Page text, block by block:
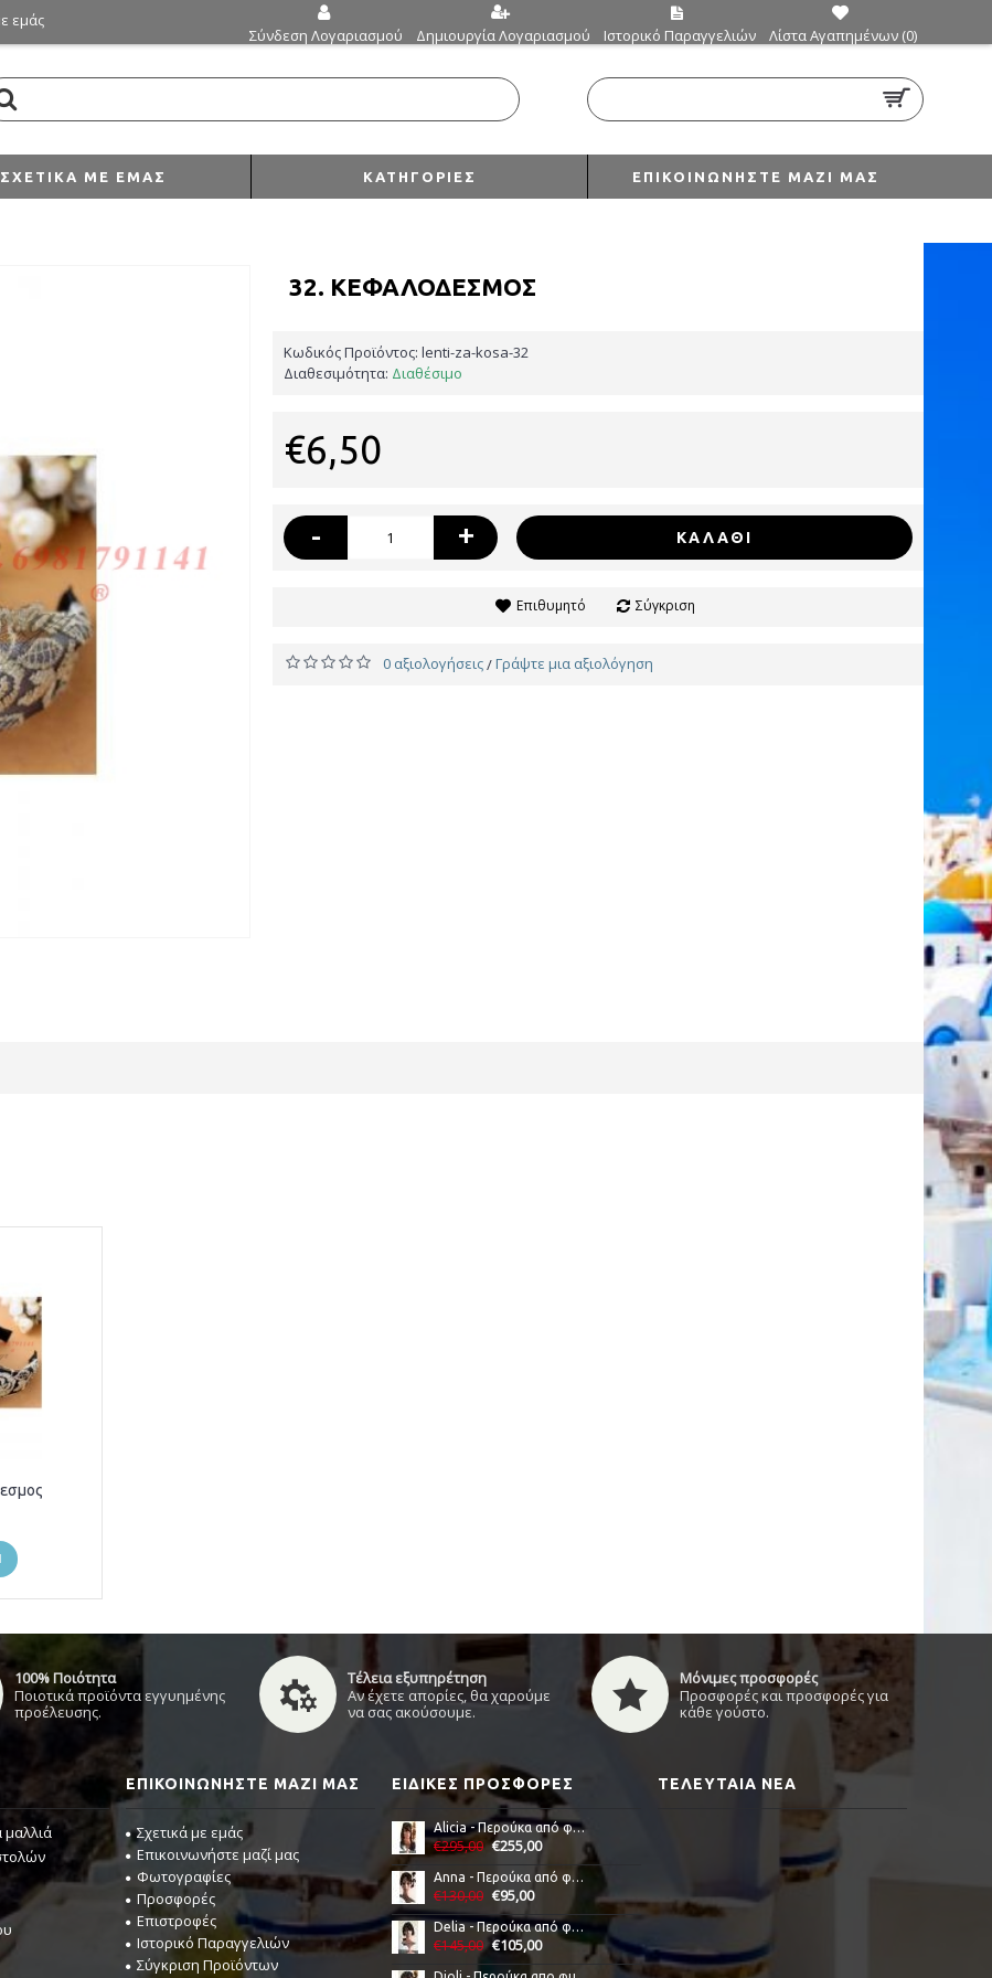
εμάς
Σύνδεση Λογαριασμού Δημιουργία Λογαριασμού Ιστορικό Παραγγελιών Λίστα Αγαπημένων (0)
ΣΧΕΤΙΚΆ ΜΕ ΕΜΆΣ ΚΑΤΗΓΟΡΊΕΣ ΕΠΙΚΟΙΝΩΝΉΣΤΕ ΜΑΖΊ ΜΑΣ
32. ΚΕΦΑΛΌΔΕΣΜΟΣ
Κωδικός Προϊόντος: lenti-za-kosa-32
Διαθεσιμότητα: Διαθέσιμο
€6,50
- + ΚΑΛΆΘΙ
Επιθυμητό Σύγκριση
0 αξιολογήσεις/Γράψτε μια αξιολόγηση
100% Ποιότητα
Ποιοτικά προϊόντα εγγυημένης
προέλευσης.
Τέλεια εξυπηρέτηση
Αν έχετε απορίες, θα χαρούμε
να σας ακούσουμε.
Μόνιμες προσφορές
Προσφορές και προσφορές για
κάθε γούστο.
μαλλιά
ΕΠΙΚΟΙΝΩΝΉΣΤΕ ΜΑΖΊ ΜΑΣ
Σχετικά με εμάς
Επικοινωνήστε μαζί μας
Φωτογραφίες
Προσφορές
Επιστροφές
Ιστορικό Παραγγελιών
Σύγκριση Προϊόντων
ΕΙΔΙΚΈΣ ΠΡΟΣΦΟΡΈΣ
Alicia - Περούκα από φυσική τρίχα
€295,00 €255,00
Anna - Περούκα από φυσική τρίχα
€130,00 €95,00
Delia - Περούκα από φυσική τρίχα
€145,00 €105,00
ΤΕΛΕΥΤΑΊΑ ΝΈΑ